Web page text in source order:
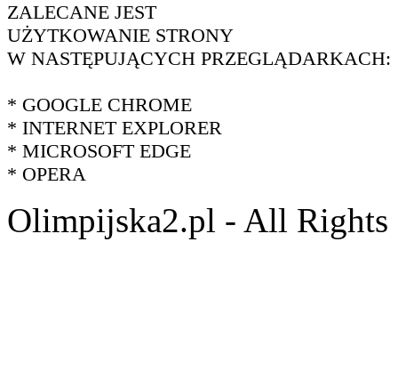
ZALECANE JEST
UŻYTKOWANIE STRONY
W NASTĘPUJĄCYCH PRZEGLĄDARKACH:
* GOOGLE CHROME
* INTERNET EXPLORER
* MICROSOFT EDGE
* OPERA
Olimpijska2.pl - All Rights